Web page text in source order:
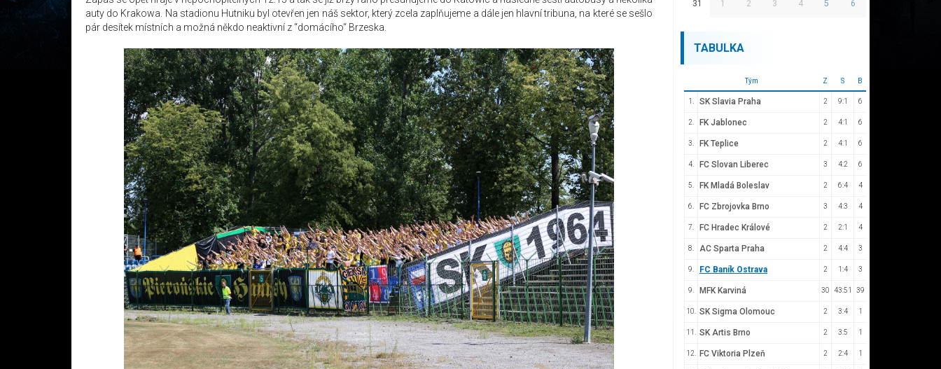
auty do Krakowa. Na stadionu Hutniku byl otevřen jen náš sektor, který zcela zaplňujeme a dále jen hlavní tribuna, na které se sešlo
pár desítek místních a možná někdo neaktivní z “domácího“ Brzeska.
31 1 2 3 4 5 6
TABULKA
Tým Z S B
1. SK Slavia Praha 2 9:1 6
2. FK Jablonec 2 4:1 6
3. FK Teplice 2 4:1 6
4. FC Slovan Liberec 3 4:2 6
5. FK Mladá Boleslav 2 6:4 4
6. FC Zbrojovka Brno 3 4:3 4
7. FC Hradec Králové 2 2:1 4
8. AC Sparta Praha 2 4:4 3
9. FC Baník Ostrava 2 1:4 3
9. MFK Karviná 30 43:51 39
10. SK Sigma Olomouc 2 3:4 1
11. SK Artis Brno 2 3:5 1
12. FC Viktoria Plzeň 2 2:4 1